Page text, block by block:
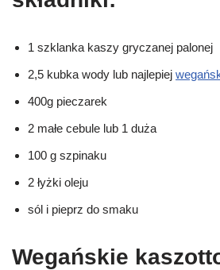
1 szklanka kaszy gryczanej palonej
2,5 kubka wody lub najlepiej
400g pieczarek
2 małe cebule lub 1 duża
100 g szpinaku
2 łyżki oleju
sól i pieprz do smaku
Wegańskie